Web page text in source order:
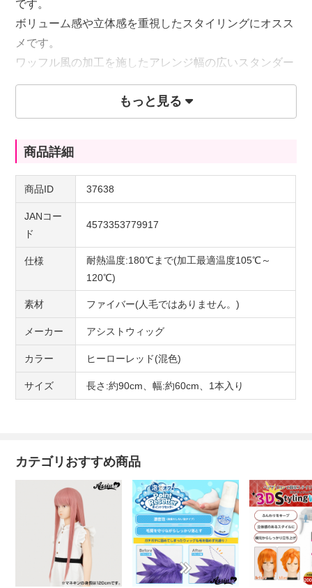
です。
ボリューム感や立体感を重視したスタイリングにオスス
メです。
ワッフル風の加工を施したアレンジ幅の広いスタンダー
ドなパーツ
レッドオレンジとマンハッタンオレンジの混色です。
もっと見る
商品詳細
商品ID 37638
JANコー
ド
4573353779917
仕様
耐熱温度:180℃まで(加工最適温度105℃～
120℃)
素材 ファイバー(人毛ではありません。)
メーカー アシストウィッグ
カラー ヒーローレッド(混色)
サイズ 長さ:約90cm、幅:約60cm、1本入り
カテゴリおすすめ商品